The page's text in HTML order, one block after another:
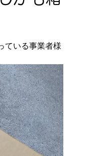
ている事業者様